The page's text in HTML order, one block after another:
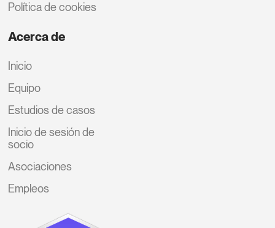
Política de cookies
Acerca de
Inicio
Equipo
Estudios de casos
Inicio de sesión de
socio
Asociaciones
Empleos